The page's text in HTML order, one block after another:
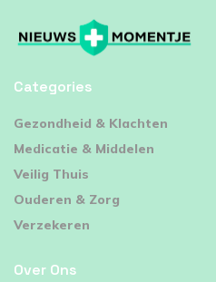
Categories
⁠Gezondheid & Klachten
Medicatie & Middelen
Veilig Thuis
Ouderen & Zorg
Verzekeren
Over Ons